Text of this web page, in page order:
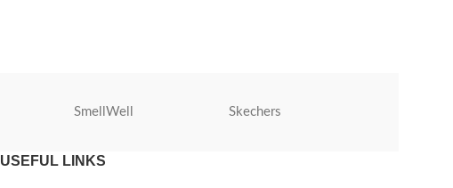
SmellWell Skechers
USEFUL LINKS